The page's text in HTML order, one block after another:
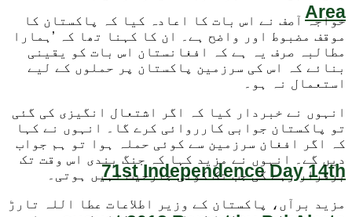
Area
71st Independence Day 14th
خواجہ آصف نے اس بات کا اعادہ کیا کہ پاکستان کا
موقف مضبوط اور واضح ہے۔ ان کا کہنا تھا کہ ’ہمارا
مطالبہ صرف یہ ہے کہ افغانستان اس بات کو یقینی
بنائے کہ اس کی سرزمین پاکستان پر حملوں کے لیے
استعمال نہ ہو۔
انہوں نے خبردار کیا کہ اگر اشتعال انگیزی کی گئی
تو پاکستان جوابی کارروائی کرے گا۔ انہوں نے کہا
کہ اگر افغان سرزمین سے کوئی حملہ ہوا تو ہم جواب
دیں گے۔ انہوں نے مزید کہا کہ جنگ بندی اس وقت تک
برقرار رہے گی جب تک کوئی جارحیت نہیں ہوتی۔
مزید برآں، پاکستان کے وزیر اطلاعات عطا اللہ تارڑ